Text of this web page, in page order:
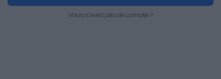
Vous n'avez pas de compte ?